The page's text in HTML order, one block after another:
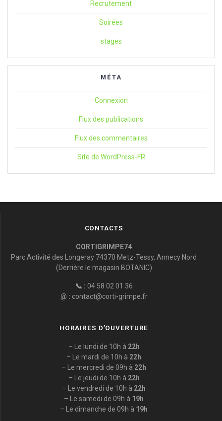
Recrutement
Soirées
stages
MÉTA
Connexion
Flux des publications
Flux des commentaires
Site de WordPress-FR
CONTACTS
CORTIGRIMPE74
Parc Activité des Longeray 74370 Metz-Tessy, Annecy Nord
(Derrière le magasin BOTANIC)
📞 : 04 58 02 01 36
@ : contact@corti-grimpe.fr
HORAIRES D’OUVERTURE
– Le lundi de 10h à 22h
– Le mardi de 10h à 22h
– Le mercredi de 09h à 22h
– Le jeudi de 10h à 22h
– Le vendredi de 10h à 22h
– Le samedi de 09h à 19h
– Le dimanche de 09h à 19h